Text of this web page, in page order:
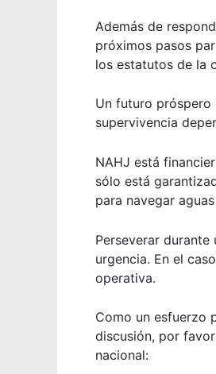
Además de
próximos pasos
los estatutos de la
Un futuro próspero
supervivencia
NAHJ está
sólo está
para navegar
Perseverar
urgencia. En el
operativa.
Como un esfuerzo
discusión, por
nacional: